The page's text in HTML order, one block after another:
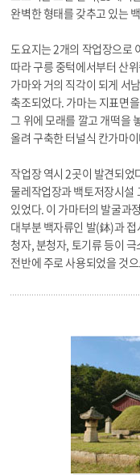
완벽한 형태를 갖추고 있는
도요지는 2개의 작업장으로
따라 구릉 중턱에서부터 산
가마와 거의 직각이 되게 서
축조되었다. 가마는 지표면
그 위에 모래를 깔고 개떡을
올려 구축한 터널식 칸가마
작업장 역시 2곳이 발견되
물레작업장과 백토저장시설
있었다. 이 가마터의 발굴과
대부분 백자류인 발(鉢)과
청자, 분청자, 토기류 등이
전반에 주로 사용되었을 것